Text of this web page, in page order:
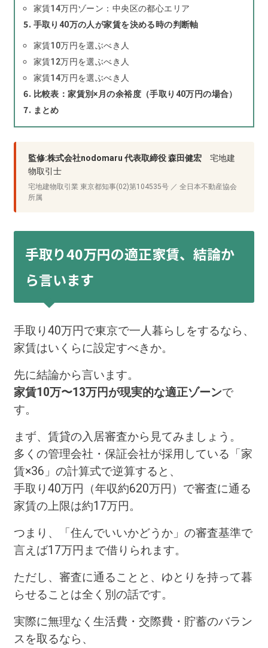
家賃14万円ゾーン：中央区の都心エリア
手取り40万の人が家賃を決める時の判断軸
家賃10万円を選ぶべき人
家賃12万円を選ぶべき人
家賃14万円を選ぶべき人
比較表：家賃別×月の余裕度（手取り40万円の場合）
まとめ
監修:株式会社nodomaru 代表取締役 森田健宏宅地建
物取引士
宅地建物取引業 東京都知事(02)第104535号 ／ 全日本不動産協会
所属
手取り40万円の適正家賃、結論か
ら言います
手取り40万円で東京で一人暮らしをするなら、
家賃はいくらに設定すべきか。
先に結論から言います。
家賃10万〜13万円が現実的な適正ゾーンで
す。
まず、賃貸の入居審査から見てみましょう。
多くの管理会社・保証会社が採用している「家
賃×36」の計算式で逆算すると、
手取り40万円（年収約620万円）で審査に通る
家賃の上限は約17万円。
つまり、「住んでいいかどうか」の審査基準で
言えば17万円まで借りられます。
ただし、審査に通ることと、ゆとりを持って暮
らせることは全く別の話です。
実際に無理なく生活費・交際費・貯蓄のバラン
スを取るなら、